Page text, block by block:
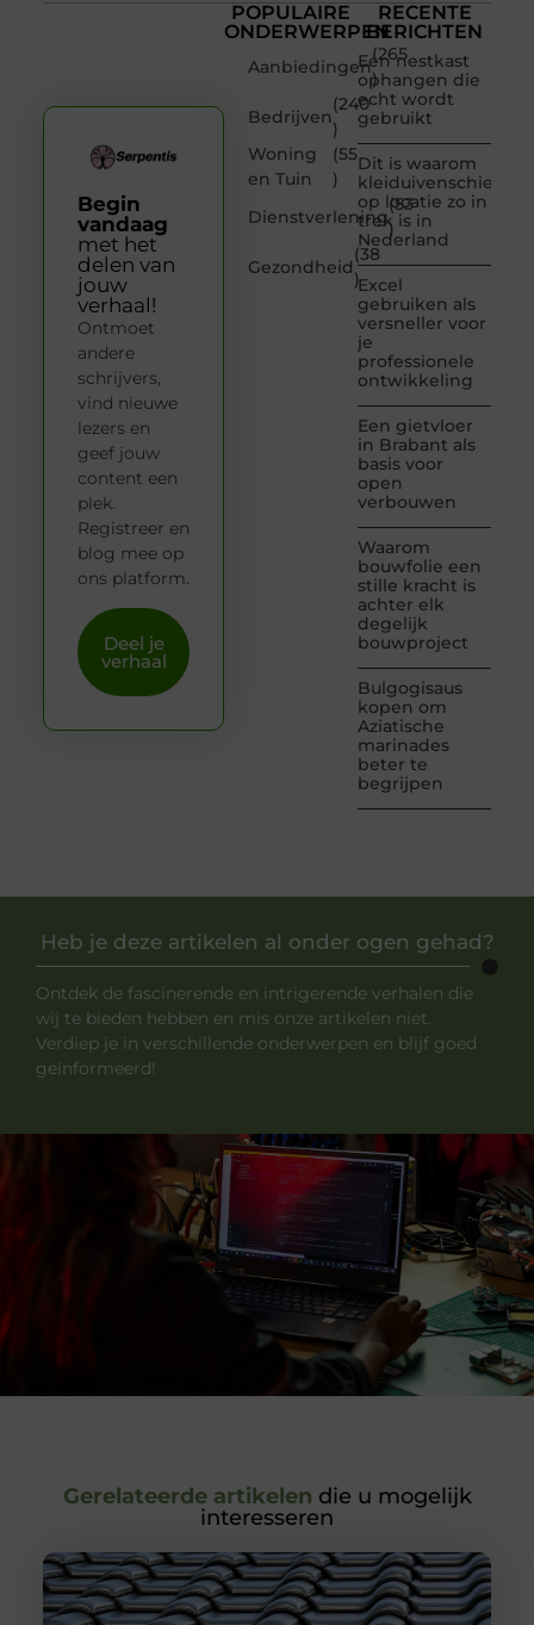
POPULAIRE
ONDERWERPEN
Aanbiedingen
(265
)
Bedrijven
(240
)
Woning
en Tuin
(55
)
Dienstverlening
(53
)
Gezondheid
(38
)
RECENTE
BERICHTEN
Een nestkast
ophangen die
echt wordt
gebruikt
Dit is waarom
kleiduivenschieten
op locatie zo in
trek is in
Nederland
Excel
gebruiken als
versneller voor
je
professionele
ontwikkeling
Een gietvloer
in Brabant als
basis voor
open
verbouwen
Waarom
bouwfolie een
stille kracht is
achter elk
degelijk
bouwproject
Bulgogisaus
kopen om
Aziatische
marinades
beter te
begrijpen
Begin
vandaag
met het
delen van
jouw
verhaal!
Ontmoet
andere
schrijvers,
vind nieuwe
lezers en
geef jouw
content een
plek.
Registreer en
blog mee op
ons platform.
Deel je
verhaal
Heb je deze artikelen al onder ogen gehad?
Ontdek de fascinerende en intrigerende verhalen die
wij te bieden hebben en mis onze artikelen niet.
Verdiep je in verschillende onderwerpen en blijf goed
geïnformeerd!
Gerelateerde artikelen die u mogelijk
interesseren